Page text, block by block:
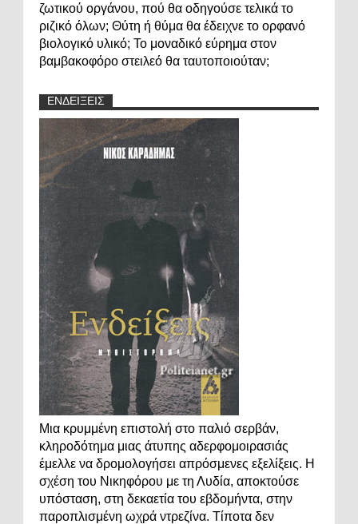
ζωτικού οργάνου, πού θα οδηγούσε τελικά το
ριζικό όλων; Θύτη ή θύμα θα έδειχνε το ορφανό
βιολογικό υλικό; Το μοναδικό εύρημα στον
βαμβακοφόρο στειλεό θα ταυτοποιούταν;
ΕΝΔΕΙΞΕΙΣ
Μια κρυμμένη επιστολή στο παλιό σερβάν,
κληροδότημα μιας άτυπης αδερφομοιρασιάς
έμελλε να δρομολογήσει απρόσμενες εξελίξεις. Η
σχέση του Νικηφόρου με τη Λυδία, αποκτούσε
υπόσταση, στη δεκαετία του εβδομήντα, στην
παροπλισμένη ωχρά ντρεζίνα. Τίποτα δεν